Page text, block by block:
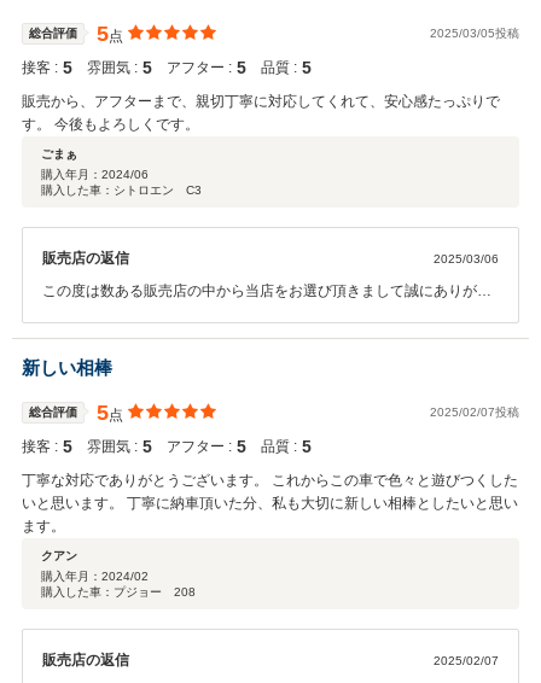
総合評価 5点 2025/03/05投稿
接客 : 5 雰囲気 : 5 アフター : 5 品質 : 5
販売から、アフターまで、親切丁寧に対応してくれて、安心感たっぷりで
す。 今後もよろしくです。
ごまぁ
購入年月： 2024/06
購入した車：シトロエン C3
販売店の返信 2025/03/06
この度は数ある販売店の中から当店をお選び頂きまして誠にありがと
問い合わせください。 今後とも、宜しくお願い申します。
新しい相棒
総合評価 5点 2025/02/07投稿
接客 : 5 雰囲気 : 5 アフター : 5 品質 : 5
丁寧な対応でありがとうございます。 これからこの車で色々と遊びつくした
いと思います。 丁寧に納車頂いた分、私も大切に新しい相棒としたいと思い
ます。
クアン
購入年月： 2024/02
購入した車：プジョー 208
販売店の返信 2025/02/07